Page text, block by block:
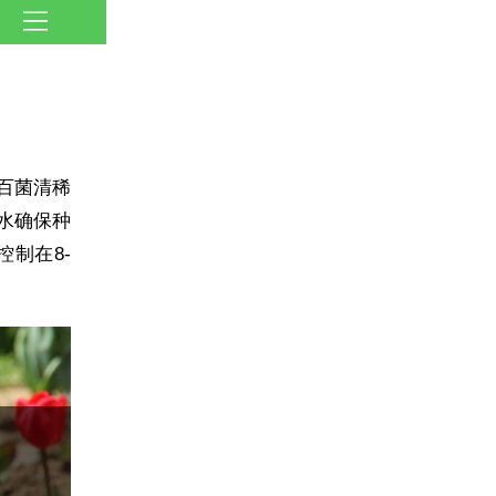
菌清稀
确保种
制在8-